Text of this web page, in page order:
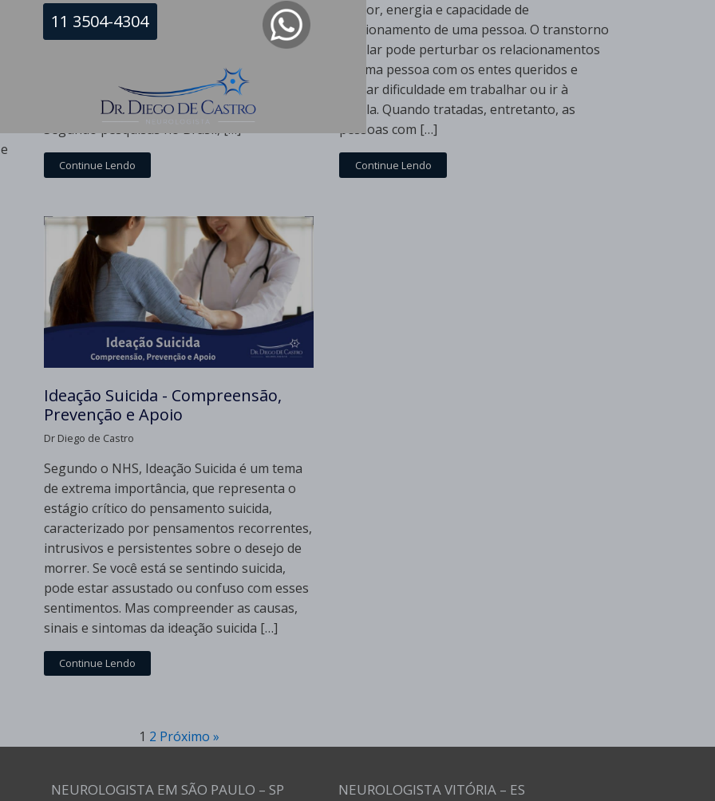
11 3504-4304
uma sensação de antecipação ou medo. O
Transtorno de Ansiedade é a condição clínica
descontrole e angústia recorrentes,
esmagadores, a ponto de afetar relações e
capacidade de realizar nossas atividades.
Segundo pesquisas no Brasil, […]
Continue Lendo
Ideação Suicida - Compreensão,
Prevenção e Apoio
Dr Diego de Castro
Segundo o NHS, Ideação Suicida é um tema
de extrema importância, que representa o
estágio crítico do pensamento suicida,
caracterizado por pensamentos recorrentes,
intrusivos e persistentes sobre o desejo de
morrer. Se você está se sentindo suicida,
pode estar assustado ou confuso com esses
sentimentos. Mas compreender as causas,
sinais e sintomas da ideação suicida […]
Continue Lendo
humor, energia e capacidade de
funcionamento de uma pessoa. O transtorno
bipolar pode perturbar os relacionamentos
de uma pessoa com os entes queridos e
causar dificuldade em trabalhar ou ir à
escola. Quando tratadas, entretanto, as
pessoas com […]
Continue Lendo
1 2 Próximo »
NEUROLOGISTA EM SÃO PAULO – SP
NEUROLOGISTA VITÓRIA – ES